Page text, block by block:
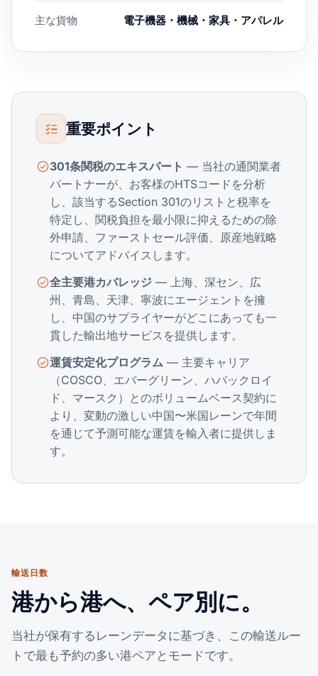
主な貨物 電子機器・機械・家具・アパレル
重要ポイント
301条関税のエキスパート — 当社の通関業者
パートナーが、お客様のHTSコードを分析
し、該当するSection 301のリストと税率を
特定し、関税負担を最小限に抑えるための除
外申請、ファーストセール評価、原産地戦略
についてアドバイスします。
全主要港カバレッジ — 上海、深セン、広
州、青島、天津、寧波にエージェントを擁
し、中国のサプライヤーがどこにあっても一
貫した輸出地サービスを提供します。
運賃安定化プログラム — 主要キャリア
（COSCO、エバーグリーン、ハパックロイ
ド、マースク）とのボリュームベース契約に
より、変動の激しい中国〜米国レーンで年間
を通じて予測可能な運賃を輸入者に提供しま
す。
輸送日数
港から港へ、ペア別に。
当社が保有するレーンデータに基づき、この輸送ルー
トで最も予約の多い港ペアとモードです。